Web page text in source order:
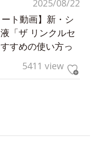
2025/08/22
ート動画】新・シ
「ザ リンクルセ
すめの使い方っ
5411 view